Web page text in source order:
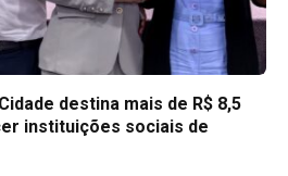
destina mais de R$ 8,5
instituições sociais de